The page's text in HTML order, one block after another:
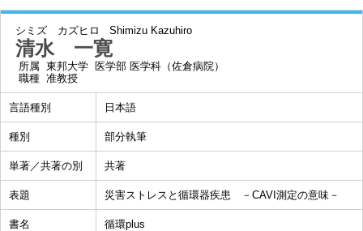
シミズ カズヒロ Shimizu Kazuhiro
清水 一寛
所属 東邦大学 医学部 医学科（佐倉病院）
職種 准教授
言語種別 日本語
種別 部分執筆
単著／共著の別 共著
表題 災害ストレスと循環器疾患 －CAVI測定の意味－
書名 循環plus